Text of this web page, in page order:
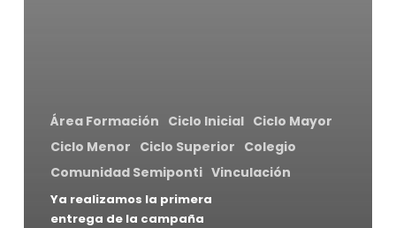
Área Formación Ciclo Inicial Ciclo Mayor
Ciclo Menor Ciclo Superior Colegio
Comunidad Semiponti Vinculación
Ya realizamos la primera
entrega de la campaña